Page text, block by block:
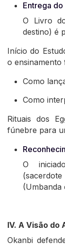
Entrega do
O Livro
destino) é
Início do
o ensinamento
Como
Como
Rituais dos
fúnebre para
O
(Umbanda
IV. A Visão do
Okanbi